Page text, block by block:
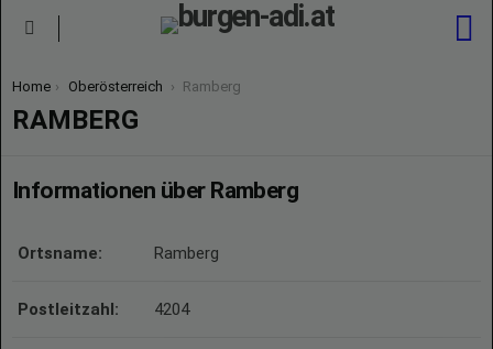
You are here:
Home Oberösterreich Ramberg
RAMBERG
Informationen über Ramberg
Ortsname: Ramberg
Postleitzahl: 4204